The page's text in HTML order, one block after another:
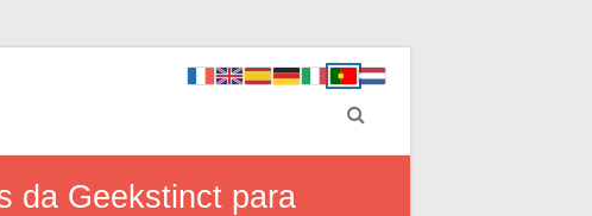
da Geekstinct para